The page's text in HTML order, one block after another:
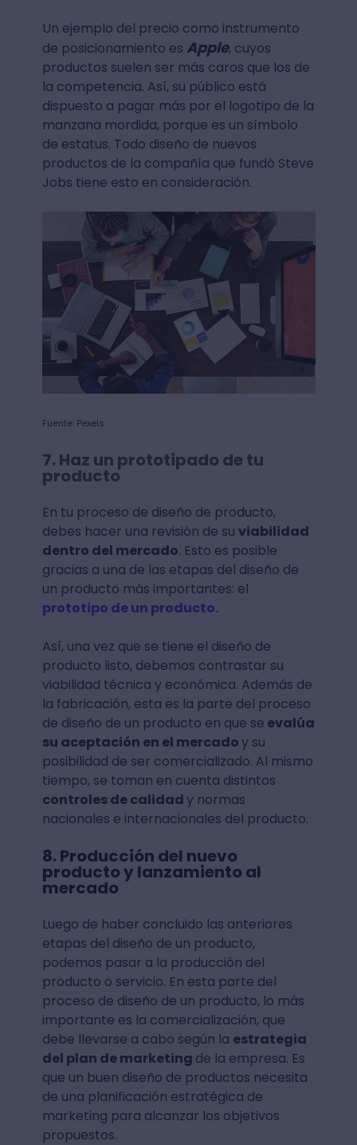
Un ejemplo del precio como instrumento
de posicionamiento es Apple, cuyos
productos suelen ser más caros que los de
la competencia. Así, su público está
dispuesto a pagar más por el logotipo de la
manzana mordida, porque es un símbolo
de estatus. Todo diseño de nuevos
productos de la compañía que fundó Steve
Jobs tiene esto en consideración.
Fuente: Pexels
7. Haz un prototipado de tu
producto
En tu proceso de diseño de producto,
debes hacer una revisión de su viabilidad
dentro del mercado. Esto es posible
gracias a una de las etapas del diseño de
un producto más importantes: el
prototipo de un producto.
Así, una vez que se tiene el diseño de
producto listo, debemos contrastar su
viabilidad técnica y económica. Además de
la fabricación, esta es la parte del proceso
de diseño de un producto en que se evalúa
su aceptación en el mercadoy su
posibilidad de ser comercializado. Al mismo
tiempo, se toman en cuenta distintos
controles de calidady normas
nacionales e internacionales del producto.
8. Producción del nuevo
producto y lanzamiento al
mercado
Luego de haber concluido las anteriores
etapas del diseño de un producto,
podemos pasar a la producción del
producto o servicio. En esta parte del
proceso de diseño de un producto, lo más
importante es la comercialización, que
debe llevarse a cabo según la estrategia
del plan de marketing de la empresa. Es
que un buen diseño de productos necesita
de una planificación estratégica de
marketing para alcanzar los objetivos
propuestos.